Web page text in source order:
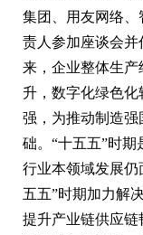
集团、用友网络、
责人参加座谈会并
来，企业整体生
升，数字化绿色
强，为推动制造
础。“十五五”时
行业本领域发展仍
五五”时期加力解
提升产业链供应